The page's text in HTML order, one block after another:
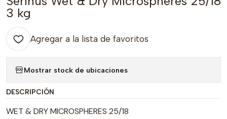
3 kg
Agregar a la lista de favoritos
Mostrar stock de ubicaciones
DESCRIPCIÓN
WET & DRY MICROSPHERES 25/18